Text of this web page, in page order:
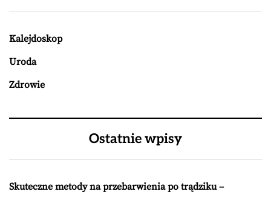
Kalejdoskop
Uroda
Zdrowie
Ostatnie wpisy
Skuteczne metody na przebarwienia po trądziku –